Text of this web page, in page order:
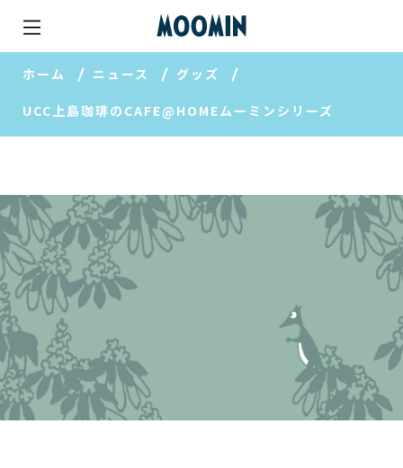
ホーム ニュース グッズ
UCC上島珈琲のCAFE@HOMEムーミンシリーズ